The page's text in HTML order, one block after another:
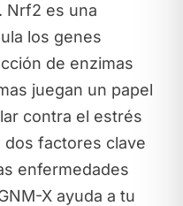
Nrf2 es una
los genes
de enzimas
juegan un papel
contra el estrés
dos factores clave
enfermedades
X ayuda a tu